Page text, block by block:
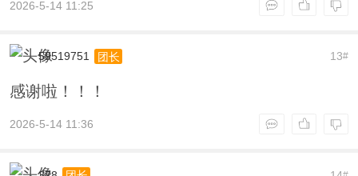
2026-5-14 11:25
13#
59519751 团长
感谢啦！！！
2026-5-14 11:36